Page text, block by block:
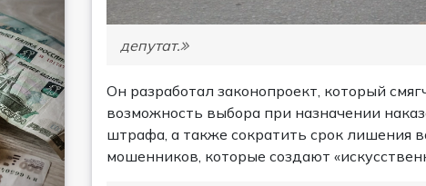
депутат.
Он разработал законопроект, который
возможность выбора при назначении
штрафа, а также сократить срок лишения
мошенников, которые создают